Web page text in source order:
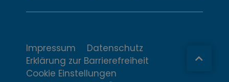
I
t
e
Impressum
Datenschutz
Erklärung zur Barrierefreiheit
Cookie Einstellungen